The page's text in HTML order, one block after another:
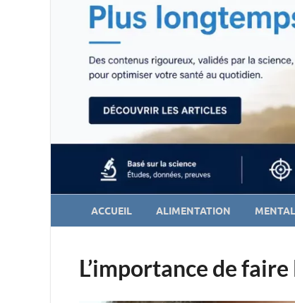
ACCUEIL ALIMENTATION MENTAL
L’importance de